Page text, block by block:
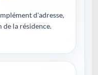
d'adresse,
de la résidence.